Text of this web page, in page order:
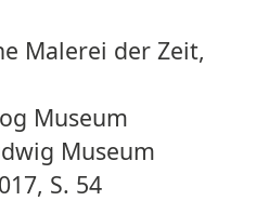
Malerei der Zeit,
Museum
Museum
S. 54